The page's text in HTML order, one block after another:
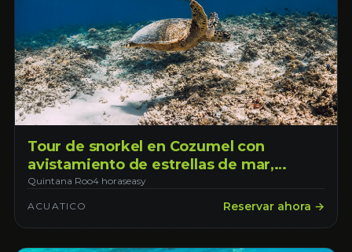
Tour de snorkel en Cozumel con
avistamiento de estrellas de mar,
mantarrayas y tortugas. Salida desde
Cozumel
Quintana Roo4 horaseasy
ACUATICO Reservar ahora →